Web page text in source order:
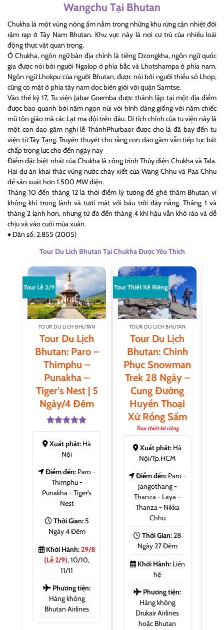
Wangchu Tại Bhutan
Chukha là một vùng nóng ẩm nằm trong những khu rừng cận nhiệt đới
rậm rạp ở Tây Nam Bhutan. Khu vực này là nơi cư trú của nhiều loài
động thực vật quan trọng.
Ở Chukha, ngôn ngữ bản địa chính là tiếng Dzongkha, ngôn ngữ quốc
gia được nói bởi người Ngalop ở phía bắc và Lhotshampa ở phía nam.
Ngôn ngữ Lhokpu của người Bhutan, được nói bởi người thiểu số Lhop,
cũng có mặt ở phía tây nam dọc biên giới với quận Samtse.
Vào thế kỷ 17, Tu viện Jabar Goemba được thành lập tại một địa điểm
được bao quanh bởi năm ngọn núi với hình dáng giống với năm chiếc
mũ tôn giáo mà các Lạt ma đội trên đầu. Di tích chính của tu viện này là
một con dao găm nghi lễ ThánhPhurbaor được cho là đã bay đến tu
viện từ Tây Tạng. Truyền thuyết cho rằng con dao găm vẫn tiếp tục bất
chấp trọng lực cho đến ngày nay
Điểm đặc biệt nhất của Chukha là công trình Thủy điện Chukha và Tala.
Hai dự án khai thác vùng nước chảy xiết của Wang Chhu và Paa Chhu
để sản xuất hơn 1.500 MW điện.
Tháng 10 đến tháng 12 là thời điểm lý tưởng để ghé thăm Bhutan vì
không khí trong lành và tươi mát với bầu trời đầy nắng. Tháng 1 và
tháng 2 lạnh hơn, nhưng từ đó đến tháng 4 khí hậu vẫn khô ráo và dễ
chịu và vào cuối mùa xuân.
♦ Dân số: 2.855 (2005)
Tour Du Lịch Bhutan Tại Chukha Được Yêu Thích
Tour Lễ 2/9
TOUR DU LỊCH BHUTAN
Tour Du Lịch
Bhutan: Paro –
Thimphu –
Punakha –
Tiger’s Nest | 5
Ngày/4 Đêm
hạng
5.00
5 sao
Xuất phát: Hà
Nội
Điểm đến: Paro -
Thimphu -
Punakha - Tiger's
Nest
Thời Gian:5
Ngày 4 Đêm
Khởi Hành:29/8
(Lễ 2/9), 10/10,
11/11
Phương tiện:
Hàng không
Bhutan Airlines
Tour Thiết Kế Riêng
TOUR DU LỊCH BHUTAN
Tour Du Lịch
Bhutan: Chinh
Phục Snowman
Trek 28 Ngày –
Cung Đường
Huyền Thoại
Xứ Rồng Sấm
Tour thiết kế riêng
Xuất phát: Hà
Nội/Tp.HCM
Điểm đến: Paro -
Jangothang -
Thanza - Laya -
Thanza - Nikka
Chhu
Thời Gian:28
Ngày 27 Đêm
Khởi Hành:Liên
hệ
Phương tiện:
Hàng không
Drukair Airlines
hoặc Bhutan